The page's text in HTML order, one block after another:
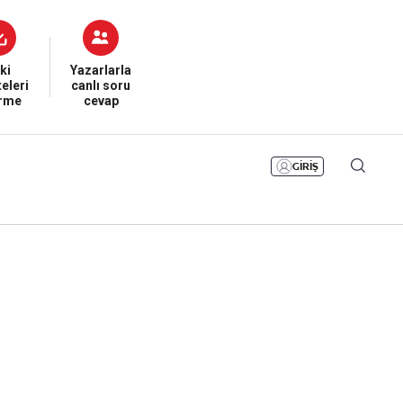
Yazarlarla
canlı soru
cevap
GİRİŞ
Namaz Vakitleri
Sesli Yayınlar